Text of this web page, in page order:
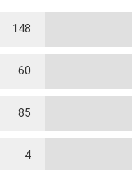
148
60
85
4